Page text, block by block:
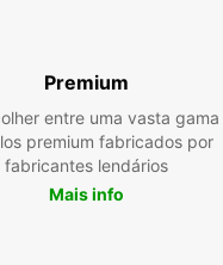
Berna e
comece a
Premium
entre uma vasta
premium fabricados por
fabricantes lendários
Mais info